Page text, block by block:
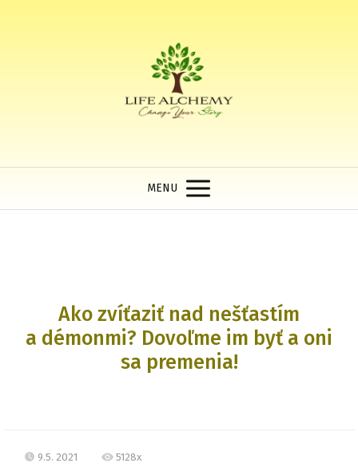
MENU
Ako zvíťaziť nad nešťastím
a démonmi? Dovoľme im byť a oni
sa premenia!
9.5. 2021 5128x